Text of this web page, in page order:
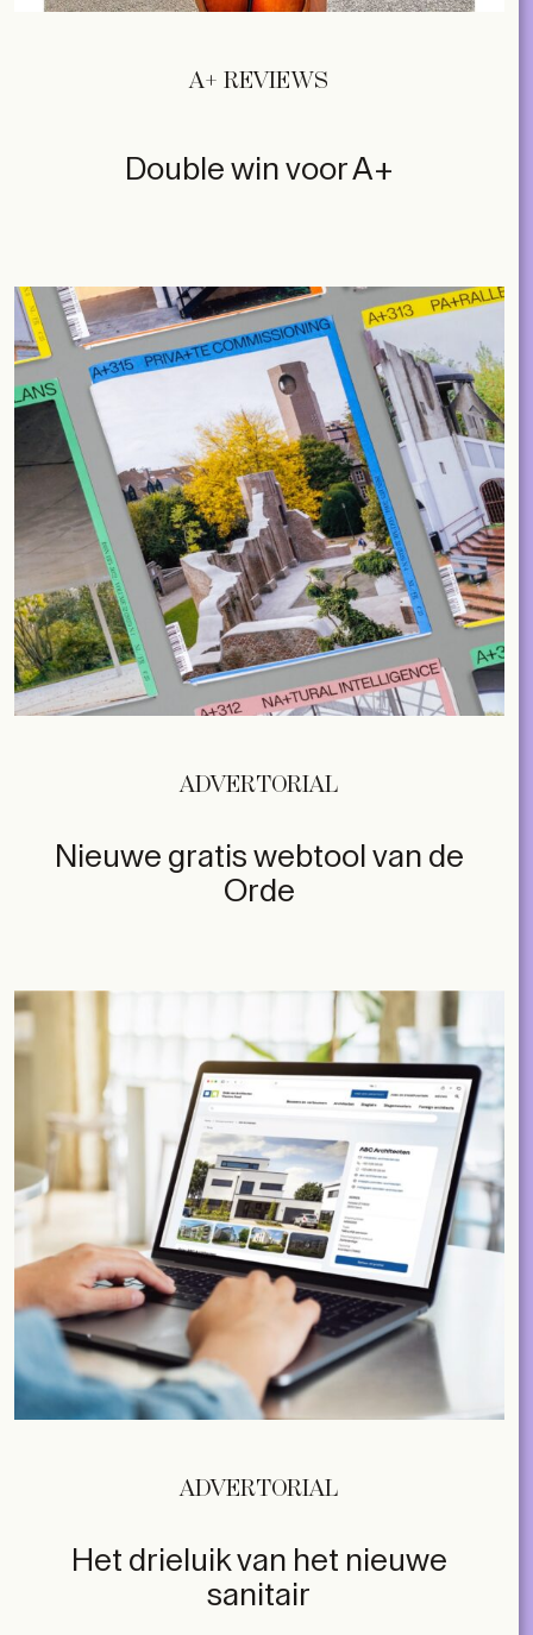
A+ REVIEWS
Double win voor A+
ADVERTORIAL
Nieuwe gratis webtool van de
Orde
ADVERTORIAL
Het drieluik van het nieuwe
sanitair